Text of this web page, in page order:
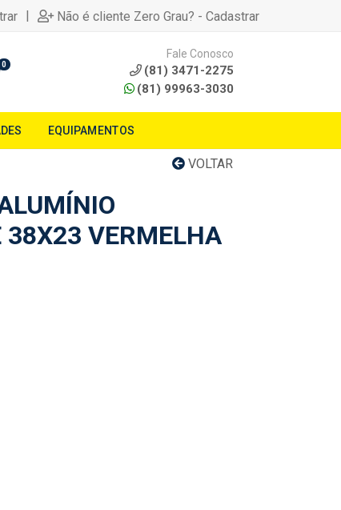
| Não é cliente Zero Grau? - Cadastrar
0
Fale Conosco
(81) 3471-2275
(81) 99963-3030
EQUIPAMENTOS
VOLTAR
38X23 VERMELHA